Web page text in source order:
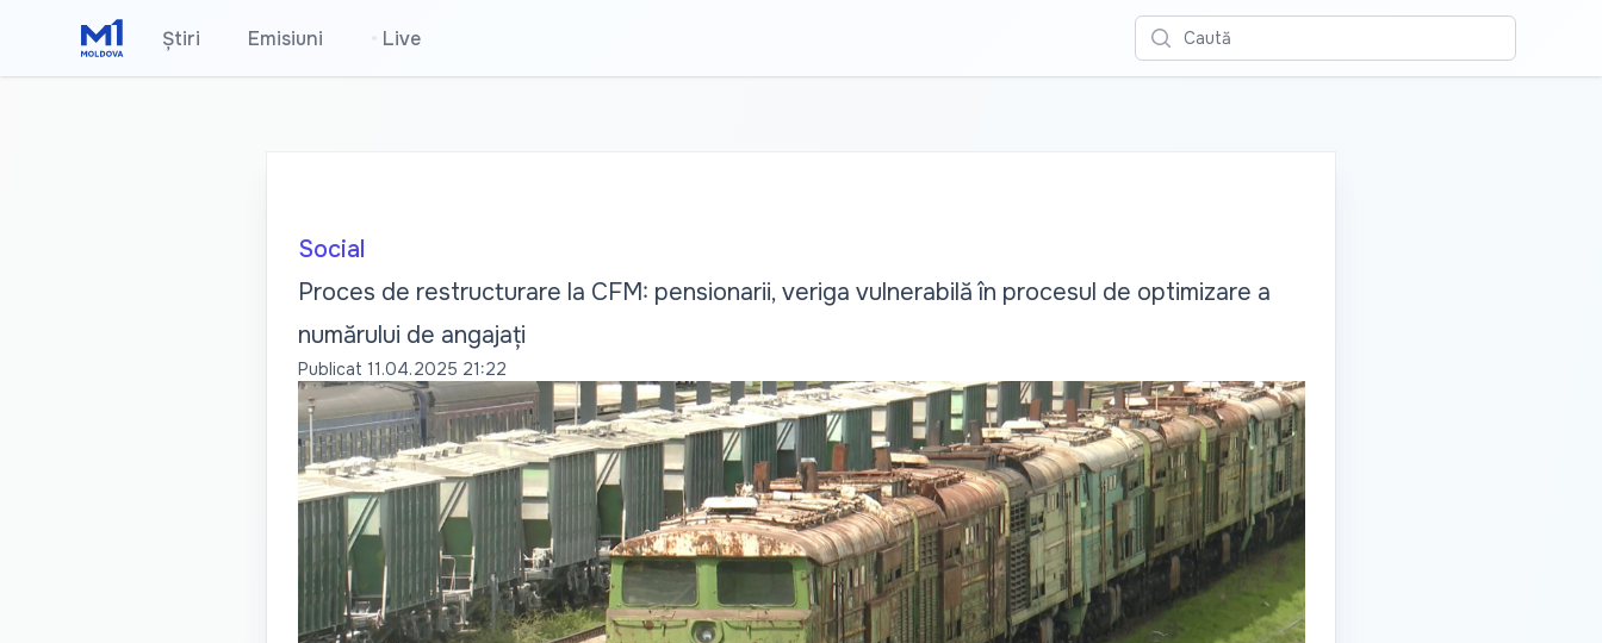
Știri Emisiuni Live Caută
Social
Proces de restructurare la CFM: pensionarii, veriga vulnerabilă în procesul de optimizare a
numărului de angajați
Publicat 11.04.2025 21:22